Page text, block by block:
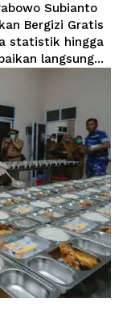
Subianto
Bergizi Gratis
statistik hingga
langsung...